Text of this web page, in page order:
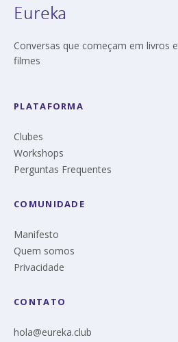
Eureka
Conversas que começam em livros e
filmes
PLATAFORMA
Clubes
Workshops
Perguntas Frequentes
COMUNIDADE
Manifesto
Quem somos
Privacidade
CONTATO
hola@eureka.club